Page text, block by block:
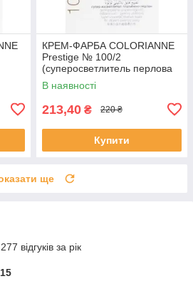
КРЕМ-ФАРБА COLORIANNE
Prestige № 100/2
(суперосветлитель перлова
платина)
В наявності
213,40 ₴ 220 ₴
Купити
ще
відгуків за рік